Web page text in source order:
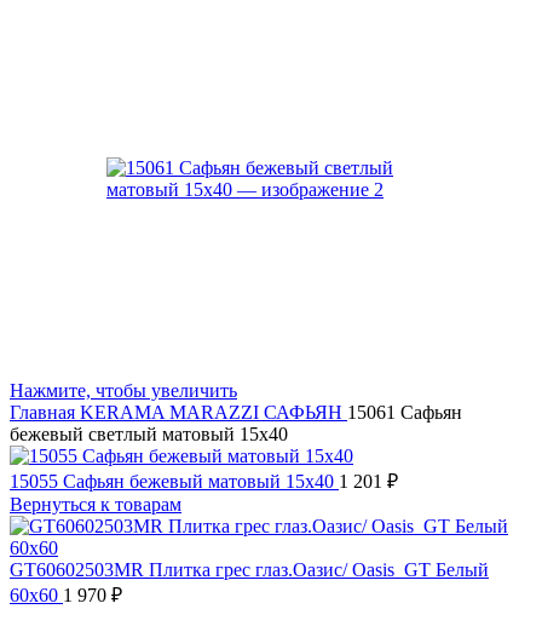
Нажмите, чтобы увеличить
Главная KERAMA MARAZZI САФЬЯН 15061 Сафьян
бежевый светлый матовый 15х40
15055 Сафьян бежевый матовый 15х40 1 201 ₽
Вернуться к товарам
GT60602503MR Плитка грес глаз.Оазис/ Oasis_GT Белый
60x60 1 970 ₽